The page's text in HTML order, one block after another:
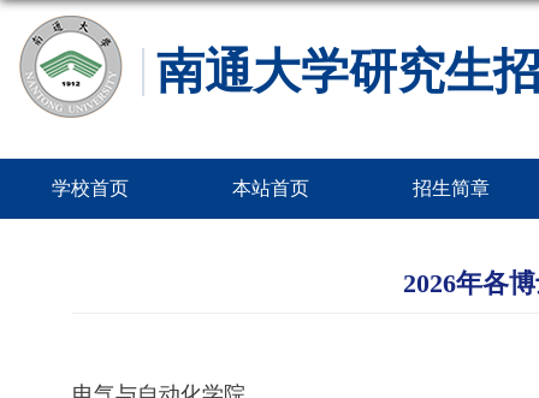
南通大学研究生
学校首页 本站首页 招生简章
2026年各